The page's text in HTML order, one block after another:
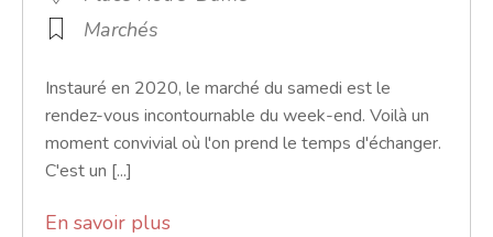
Marchés
Instauré en 2020, le marché du samedi est le
rendez-vous incontournable du week-end. Voilà un
moment convivial où l'on prend le temps d'échanger.
C'est un [...]
En savoir plus